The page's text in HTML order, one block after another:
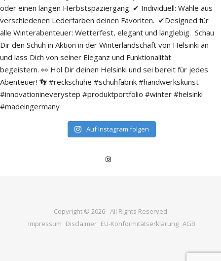
Auf Instagram folgen
Copyright © 2026 - All Rights Reserved
Impressum Disclaimer EU-Konformitätserklärung AGB